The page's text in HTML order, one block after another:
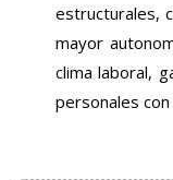
estructurales,
mayor
clima laboral,
personales